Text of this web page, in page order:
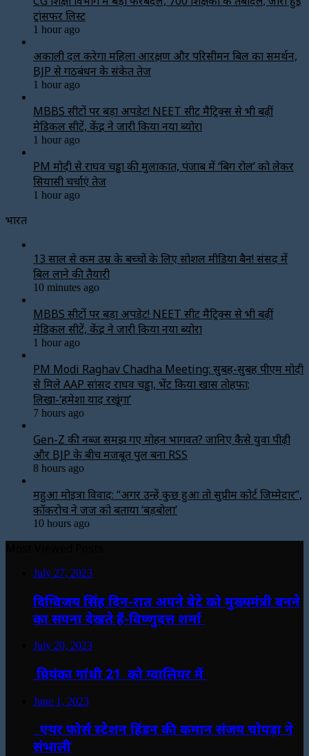
ट्रांसफर लिस्ट
1 hour ago
अकाली दल करेगा महिला आरक्षण और परिसीमन बिल का समर्थन,
BJP से गठबंधन के संकेत तेज
1 hour ago
MBBS सीटों पर बड़ा अपडेट! NEET सीट मैट्रिक्स से भी बढ़ीं
मेडिकल सीटें, केंद्र ने जारी किया नया ब्योरा
1 hour ago
PM मोदी से राघव चड्ढा की मुलाकात, पंजाब में ‘बिग रोल’ को लेकर
सियासी चर्चाएं तेज
1 hour ago
भारत
13 साल से कम उम्र के बच्चों के लिए सोशल मीडिया बैन! संसद में
बिल लाने की तैयारी
10 minutes ago
MBBS सीटों पर बड़ा अपडेट! NEET सीट मैट्रिक्स से भी बढ़ीं
मेडिकल सीटें, केंद्र ने जारी किया नया ब्योरा
1 hour ago
PM Modi Raghav Chadha Meeting: सुबह-सुबह पीएम मोदी
से मिले AAP सांसद राघव चड्ढा, भेंट किया खास तोहफा;
लिखा-‘हमेशा याद रखूंगा’
7 hours ago
Gen-Z की नब्ज समझ गए मोहन भागवत? जानिए कैसे युवा पीढ़ी
और BJP के बीच मजबूत पुल बना RSS
8 hours ago
महुआ मोइत्रा विवाद: “अगर उन्हें कुछ हुआ तो सुप्रीम कोर्ट जिम्मेदार”,
कॉकरोच ने जज को बताया ‘बड़बोला’
10 hours ago
July 27, 2023
दिग्विजय सिंह दिन-रात अपने बेटे को मुख्यमंत्री बनने
का सपना देखते हैं-विष्णुदत्त शर्मा
July 20, 2023
प्रियंका गांधी 21 को ग्वालियर में
June 1, 2023
एयर फोर्स स्टेशन हिंडन की कमान संजय चोपड़ा ने
संभाली